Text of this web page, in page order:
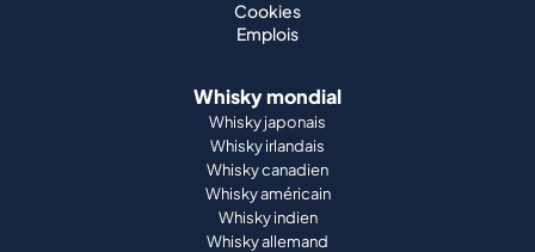
Cookies
Emplois
Whisky mondial
Whisky japonais
Whisky irlandais
Whisky canadien
Whisky américain
Whisky indien
Whisky allemand